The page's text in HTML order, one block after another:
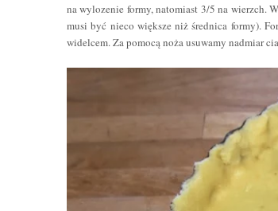
na wylozenie formy, natomiast 3/5 na wierzch.
musi być nieco większe niż średnica formy).
widelcem. Za pomocą noża usuwamy nadmiar